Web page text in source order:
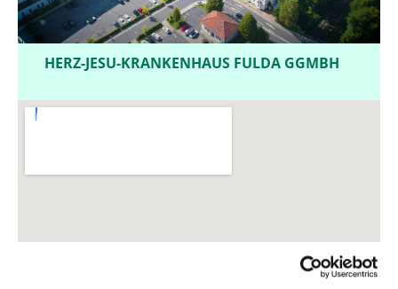
HERZ-JESU-KRANKENHAUS FULDA GGMBH